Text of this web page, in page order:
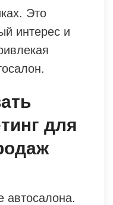
Это
интерес и
для
автосалона.